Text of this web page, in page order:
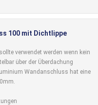
100 mit Dichtlippe
verwendet werden wenn kein
über der Überdachung
Wandanschluss hat eine